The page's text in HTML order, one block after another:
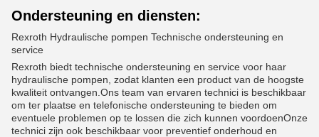
Ondersteuning en diensten:
Rexroth Hydraulische pompen Technische ondersteuning en
service
Rexroth biedt technische ondersteuning en service voor haar
hydraulische pompen, zodat klanten een product van de hoogste
kwaliteit ontvangen.Ons team van ervaren technici is beschikbaar
om ter plaatse en telefonische ondersteuning te bieden om
eventuele problemen op te lossen die zich kunnen voordoenOnze
technici zijn ook beschikbaar voor preventief onderhoud en